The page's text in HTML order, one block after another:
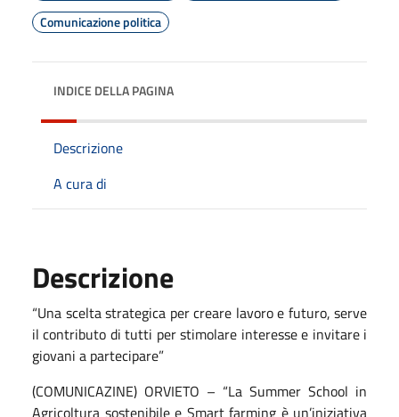
Comunicazione politica
INDICE DELLA PAGINA
Descrizione
A cura di
Descrizione
“Una scelta strategica per creare lavoro e futuro, serve
il contributo di tutti per stimolare interesse e invitare i
giovani a partecipare”
(COMUNICAZINE) ORVIETO – “La Summer School in
Agricoltura sostenibile e Smart farming è un’iniziativa